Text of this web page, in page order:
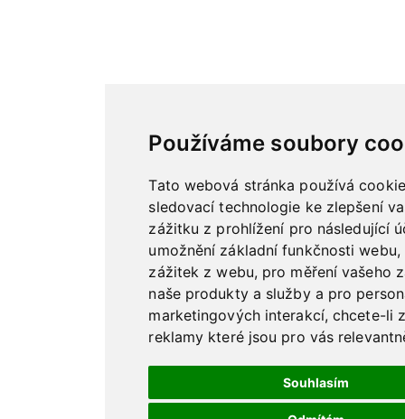
Používáme soubory
Tato webová stránka používá
sledovací technologie ke zlepšení
zážitku z prohlížení pro následující
umožnění základní funkčnosti webu,
zážitek z webu, pro měření vašeho
naše produkty a služby a pro
marketingových interakcí,chcete-li
reklamy které jsou pro vás
Souhlasím